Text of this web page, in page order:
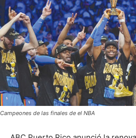
Campeones de las finales de el NBA